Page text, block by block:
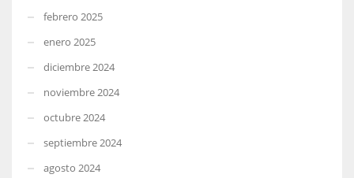
febrero 2025
enero 2025
diciembre 2024
noviembre 2024
octubre 2024
septiembre 2024
agosto 2024